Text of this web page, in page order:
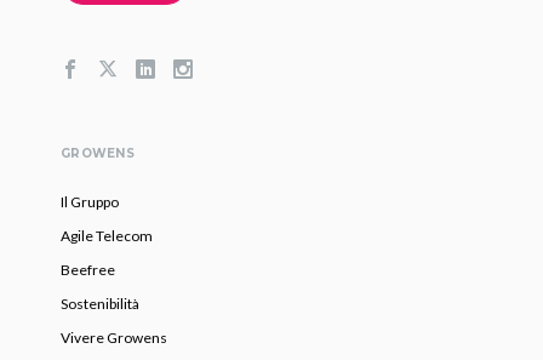
GROWENS
Il Gruppo
Agile Telecom
Beefree
Sostenibilità
Vivere Growens